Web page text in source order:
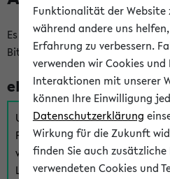
Es gibt mehrere Möglichkeiten
Bitte wählen Sie die für Sie
eKVV für Studierende
Um sich einen Stundenplan zu
Funktionen des eKVVs für
verwenden Sie diesen Link zur
Login:
Funktionalität der Website
während andere uns
Erfahrung zu verbessern.
verwenden wir Cookies
Interaktionen mit unserer
können Ihre Einwilligung
Datenschutzerklärung
Wirkung für die Zukunft
finden Sie auch
verwendeten Cookies und